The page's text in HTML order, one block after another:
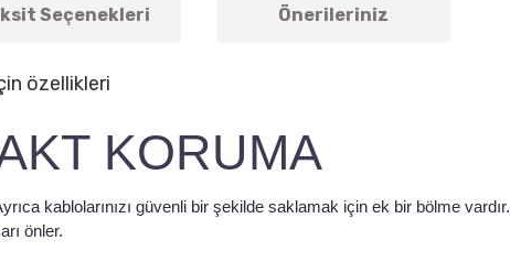
Seçenekleri Önerileriniz
özellikleri
KORUMA
kablolarınızı güvenli bir şekilde saklamak için ek bir bölme vardır.
önler.